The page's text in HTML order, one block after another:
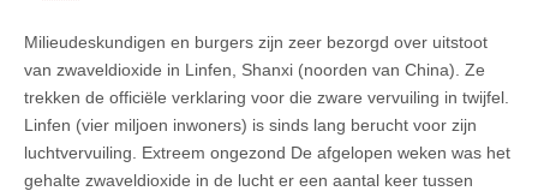
Milieudeskundigen en burgers zijn zeer bezorgd over uitstoot
van zwaveldioxide in Linfen, Shanxi (noorden van China). Ze
trekken de officiële verklaring voor die zware vervuiling in twijfel.
Linfen (vier miljoen inwoners) is sinds lang berucht voor zijn
luchtvervuiling. Extreem ongezond De afgelopen weken was het
gehalte zwaveldioxide in de lucht er een aantal keer tussen